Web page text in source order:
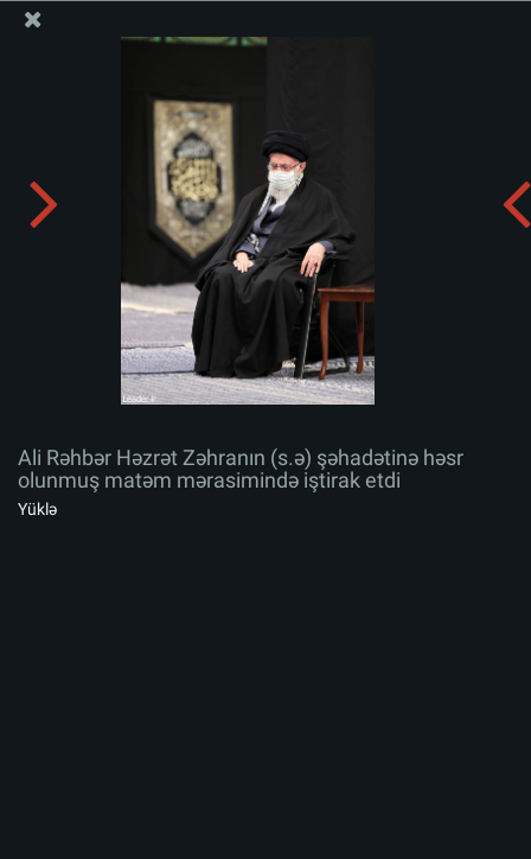
Ali Məqamlı Rəhbərin informasiya bloku
Ali Rəhbər Həzrət Zəhranın (s.ə) şəhadətinə həsr
olunmuş matəm mərasimində iştirak etdi
Ali Rəhbər Həzrət Zəhranın (s.ə) şəhadətinə həsr
olunmuş matəm mərasimində iştirak etdi
Yüklə